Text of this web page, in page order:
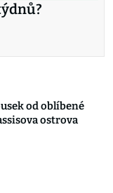
od oblíbené
ostrova